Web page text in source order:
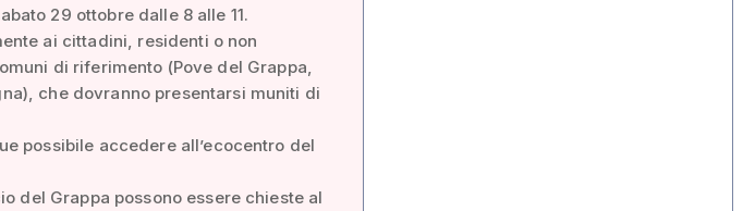
29 ottobre dalle 8 alle 11.
ai cittadini, residenti o non
di riferimento (Pove del Grappa,
che dovranno presentarsi muniti di
possibile accedere all’ecocentro del
del Grappa possono essere chieste al